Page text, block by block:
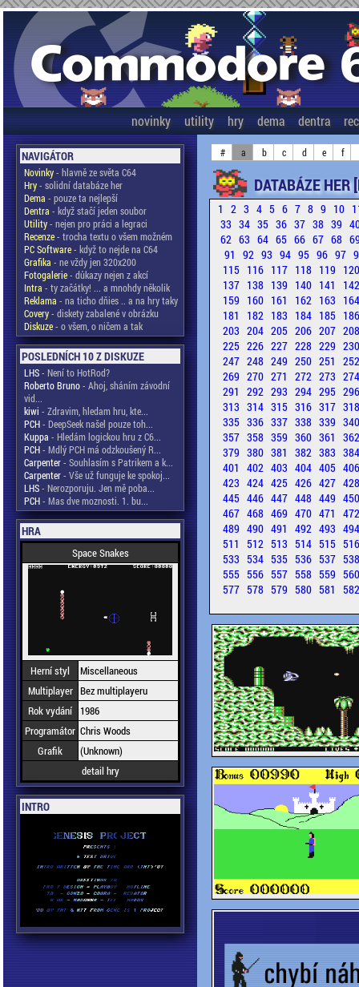
novinky utility hry dema dentra
NAVIGÁTOR
Novinky- hlavně ze světa C64
Hry- solidní databáze her
Dema - pouze ta nejlepší
Dentra - když stačí jeden soubor
Utility- nejen pro práci a legraci
Recenze- trocha textu o všem možném
PC Software- když to nejde na C64
Grafika - ne vždy jen 320x200
Fotogalerie- důkazy nejen z akcí
Intra - ty začátky! ... a mnohdy několik
Reklama - na ticho dňies .. a na hry taky
Covery- diskety zabalené v obrázku
Diskuze- o všem, o ničem a tak
POSLEDNÍCH 10 Z DISKUZE
LHS- Není to HotRod?
Roberto Bruno- Ahoj, sháním závodní
vid...
kiwi - Zdravim, hledam hru, kte...
PCH- DeepSeek našel pouze toh...
Kuppa - Hledám logickou hru z C6...
PCH- Mdlý PCH má odzkoušený R...
Carpenter- Souhlasím s Patrikem a k...
Carpenter- Vše už funguje ke spokoj...
LHS- Nerozporuju. Jen mě poba...
PCH- Mas dve moznosti. 1. bu...
HRA
Space Snakes
Herní styl
Miscellaneous
Multiplayer Bez multiplayeru
Rok vydání
1986
Programátor Chris Woods
Grafik
(Unknown)
detail hry
INTRO
# a b c d e f
DATABÁZE
1 2 3 4 5 6 7 8 9 10
33 34 35 36 37 38 39
62 63 64 65 66 67 68
91 92 93 94 95 96 97
115 116 117 118 119
137 138 139 140 141
159 160 161 162 163
181
182 183 184 185
203 204 205 206 207
225 226 227 228 229
247 248 249 250 251
269 270 271 272 273
291 292 293 294 295
313 314 315 316 317
335 336 337 338 339
357 358 359 360 361
379 380 381 382 383
401 402 403 404 405
423 424 425 426 427
445 446 447 448 449
467 468 469 470 471
489 490 491 492 493
511 512 513 514 515
533 534 535 536 537
555 556 557 558 559
577 578 579 580 581